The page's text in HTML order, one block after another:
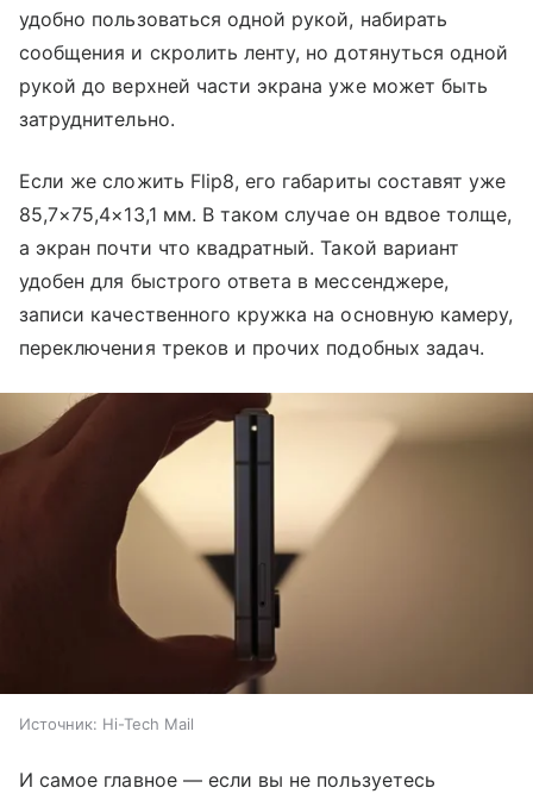
удобно пользоваться одной рукой, набирать
сообщения и скролить ленту, но дотянуться одной
рукой до верхней части экрана уже может быть
затруднительно.
Если же сложить Flip8, его габариты составят уже
85,7×75,4×13,1 мм. В таком случае он вдвое толще,
а экран почти что квадратный. Такой вариант
удобен для быстрого ответа в мессенджере,
записи качественного кружка на основную камеру,
переключения треков и прочих подобных задач.
Источник: Hi-Tech Mail
И самое главное — если вы не пользуетесь